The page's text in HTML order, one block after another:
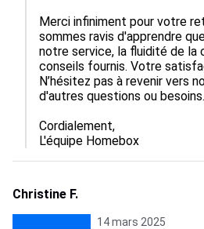
Merci infiniment pour votre
sommes ravis d'apprendre
notre service, la fluidité de la
conseils fournis. Votre
N’hésitez pas à revenir vers
d'autres questions ou besoins.
Cordialement,
L'équipe Homebox
Christine F.
14 mars 2025